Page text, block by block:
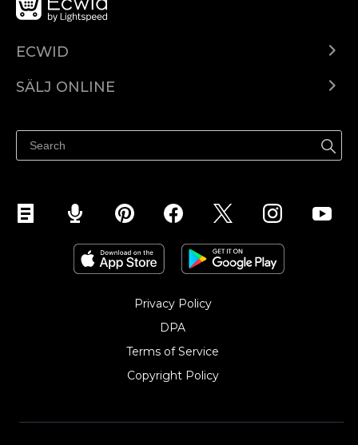
ECWID
Pris
SÄLJ ONLINE
Sälj på Facebook
Sälj på Instagram
Privacy Policy
DPA
Terms of Service
Copyright Policy‎